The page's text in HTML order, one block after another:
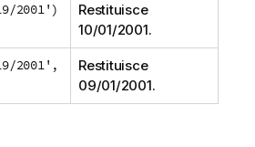
2001')
Restituisce
10/01/2001.
2001',
Restituisce
09/01/2001.